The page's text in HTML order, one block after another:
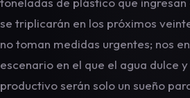
se triplicarán en los próximos
no toman medidas urgentes; nos
escenario en el que el agua dulce
productivo serán solo un sueño